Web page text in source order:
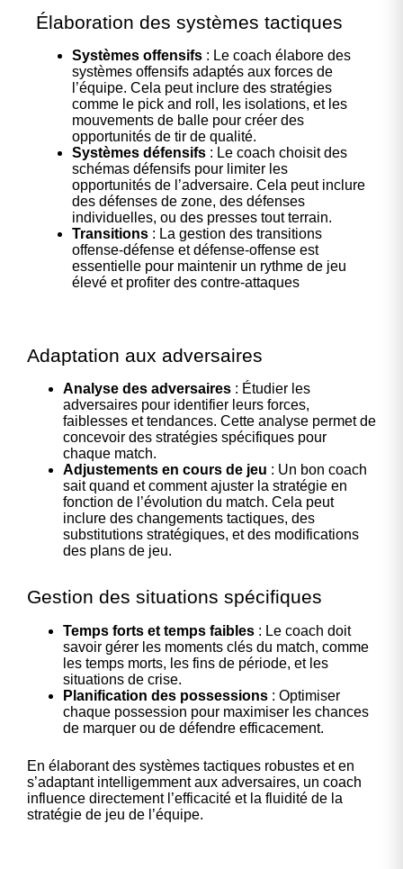
Élaboration des systèmes tactiques
Systèmes offensifs : Le coach élabore des
systèmes offensifs adaptés aux forces de
l’équipe. Cela peut inclure des stratégies
comme le pick and roll, les isolations, et les
mouvements de balle pour créer des
opportunités de tir de qualité.
Systèmes défensifs : Le coach choisit des
schémas défensifs pour limiter les
opportunités de l’adversaire. Cela peut inclure
des défenses de zone, des défenses
individuelles, ou des presses tout terrain.
Transitions : La gestion des transitions
offense-défense et défense-offense est
essentielle pour maintenir un rythme de jeu
élevé et profiter des contre-attaques
Adaptation aux adversaires
Analyse des adversaires : Étudier les
adversaires pour identifier leurs forces,
faiblesses et tendances. Cette analyse permet de
concevoir des stratégies spécifiques pour
chaque match.
Adjustements en cours de jeu : Un bon coach
sait quand et comment ajuster la stratégie en
fonction de l’évolution du match. Cela peut
inclure des changements tactiques, des
substitutions stratégiques, et des modifications
des plans de jeu.
Gestion des situations spécifiques
Temps forts et temps faibles : Le coach doit
savoir gérer les moments clés du match, comme
les temps morts, les fins de période, et les
situations de crise.
Planification des possessions : Optimiser
chaque possession pour maximiser les chances
de marquer ou de défendre efficacement.
En élaborant des systèmes tactiques robustes et en
s’adaptant intelligemment aux adversaires, un coach
influence directement l’efficacité et la fluidité de la
stratégie de jeu de l’équipe.